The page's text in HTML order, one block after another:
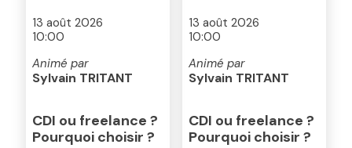
13 août 2026
10:00
Animé par
Sylvain TRITANT
CDI ou freelance ?
Pourquoi choisir ?
13 août 2026
10:00
Animé par
Sylvain TRITANT
CDI ou freelance ?
Pourquoi choisir ?